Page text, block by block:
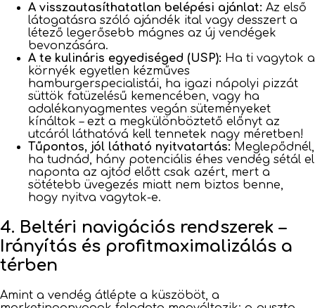
A visszautasíthatatlan belépési ajánlat: Az első
látogatásra szóló ajándék ital vagy desszert a
létező legerősebb mágnes az új vendégek
bevonzására.
A te kulináris egyediséged (USP): Ha ti vagytok a
környék egyetlen kézműves
hamburgerspecialistái, ha igazi nápolyi pizzát
süttök fatüzelésű kemencében, vagy ha
adalékanyagmentes vegán süteményeket
kínáltok – ezt a megkülönböztető előnyt az
utcáról láthatóvá kell tennetek nagy méretben!
Tűpontos, jól látható nyitvatartás: Meglepődnél,
ha tudnád, hány potenciális éhes vendég sétál el
naponta az ajtód előtt csak azért, mert a
sötétebb üvegezés miatt nem biztos benne,
hogy nyitva vagytok-e.
4. Beltéri navigációs rendszerek –
Irányítás és profitmaximalizálás a
térben
Amint a vendég átlépte a küszöböt, a